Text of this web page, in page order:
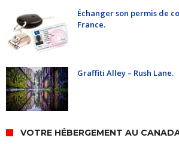
Échanger son permis de
France.
Graffiti Alley – Rush Lane.
VOTRE HÉBERGEMENT AU